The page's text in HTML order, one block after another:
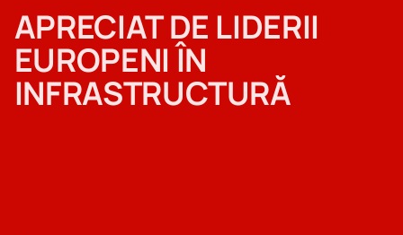
APRECIAT DE LIDERII
EUROPENI ÎN
INFRASTRUCTURĂ